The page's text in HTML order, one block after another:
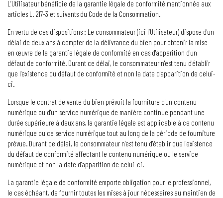
L’Utilisateur bénéficie de la garantie légale de conformité mentionnée aux
articles L. 217-3 et suivants du Code de la Consommation.
En vertu de ces dispositions : Le consommateur (ici l’Utilisateur) dispose d'un
délai de deux ans à compter de la délivrance du bien pour obtenir la mise
en œuvre de la garantie légale de conformité en cas d'apparition d'un
défaut de conformité. Durant ce délai, le consommateur n'est tenu d'établir
que l'existence du défaut de conformité et non la date d'apparition de celui-
ci.
Lorsque le contrat de vente du bien prévoit la fourniture d'un contenu
numérique ou d'un service numérique de manière continue pendant une
durée supérieure à deux ans, la garantie légale est applicable à ce contenu
numérique ou ce service numérique tout au long de la période de fourniture
prévue. Durant ce délai, le consommateur n'est tenu d'établir que l'existence
du défaut de conformité affectant le contenu numérique ou le service
numérique et non la date d'apparition de celui-ci.
La garantie légale de conformité emporte obligation pour le professionnel,
le cas échéant, de fournir toutes les mises à jour nécessaires au maintien de